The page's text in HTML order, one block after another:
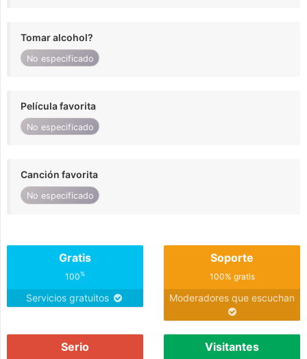
Tomar alcohol?
No especificado
Película favorita
No especificado
Canción favorita
No especificado
Gratis
100%
Servicios gratuitos
Soporte
100% gratis
Moderadores que escuchan
Serio Visitantes